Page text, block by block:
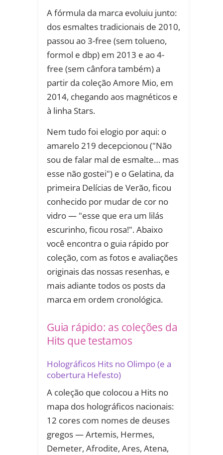
A fórmula da marca evoluiu junto:
dos esmaltes tradicionais de 2010,
passou ao3-free (sem tolueno,
formol e dbp) em 2013 e ao4-
free (sem cânfora também) a
partir da coleção Amore Mio, em
2014, chegando aos magnéticos e
à linha Stars.
Nem tudo foi elogio por aqui: o
amarelo 219 decepcionou ("Não
sou de falar mal de esmalte… mas
esse não gostei") e o Gelatina, da
primeira Delícias de Verão, ficou
conhecido por mudar de cor no
vidro — "esse que era um lilás
escurinho, ficou rosa!". Abaixo
você encontra o guia rápido por
coleção, com as fotos e avaliações
originais das nossas resenhas, e
mais adiante todos os posts da
marca em ordem cronológica.
Guia rápido: as coleções da
Hits que testamos
Holográficos Hits no Olimpo (e a
cobertura Hefesto)
A coleção que colocou a Hits no
mapa dos holográficos nacionais:
12 cores com nomes de deuses
gregos — Artemis, Hermes,
Demeter, Afrodite, Ares, Atena,